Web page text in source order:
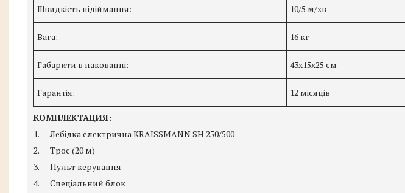
Швидкість підіймання: 10/5 м/хв
Вага: 16 кг
Габарити в пакованні: 43х15х25 см
Гарантія: 12 місяців
КОМПЛЕКТАЦИЯ:
1. Лебідка електрична KRAISSMANN SH 250/500
2. Трос (20 м)
3. Пульт керування
4. Спеціальний блок